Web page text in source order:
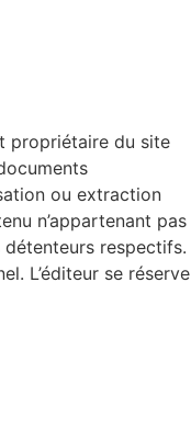
propriétaire du site
ou extraction
n’appartenant pas
respectifs.
L’éditeur se réserve